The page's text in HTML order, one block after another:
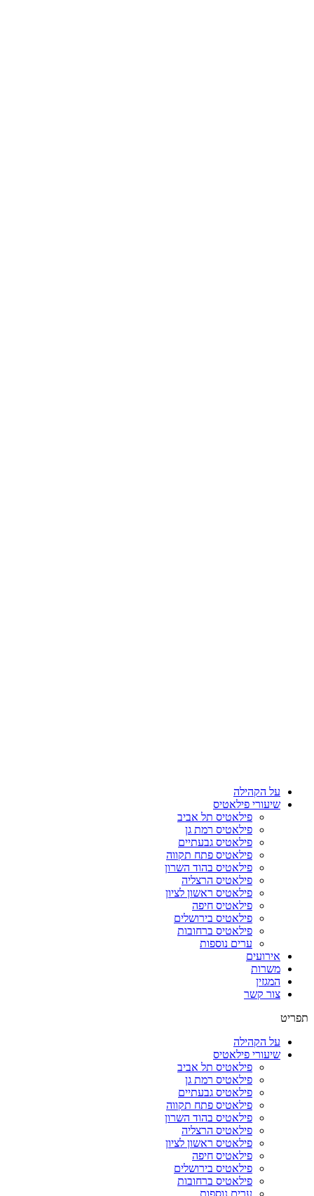
על הקהילה
שיעורי פילאטיס
פילאטיס תל אביב
פילאטיס רמת גן
פילאטיס גבעתיים
פילאטיס פתח תקווה
פילאטיס בהוד השרון
פילאטיס הרצליה
פילאטיס ראשון לציון
פילאטיס חיפה
פילאטיס בירושלים
פילאטיס ברחובות
ערים נוספות
אירועים
משרות
המגזין
צור קשר
תפריט
על הקהילה
שיעורי פילאטיס
פילאטיס תל אביב
פילאטיס רמת גן
פילאטיס גבעתיים
פילאטיס פתח תקווה
פילאטיס בהוד השרון
פילאטיס הרצליה
פילאטיס ראשון לציון
פילאטיס חיפה
פילאטיס בירושלים
פילאטיס ברחובות
ערים נוספות